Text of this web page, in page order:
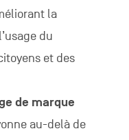
la
du
et des
de marque
au-delà de